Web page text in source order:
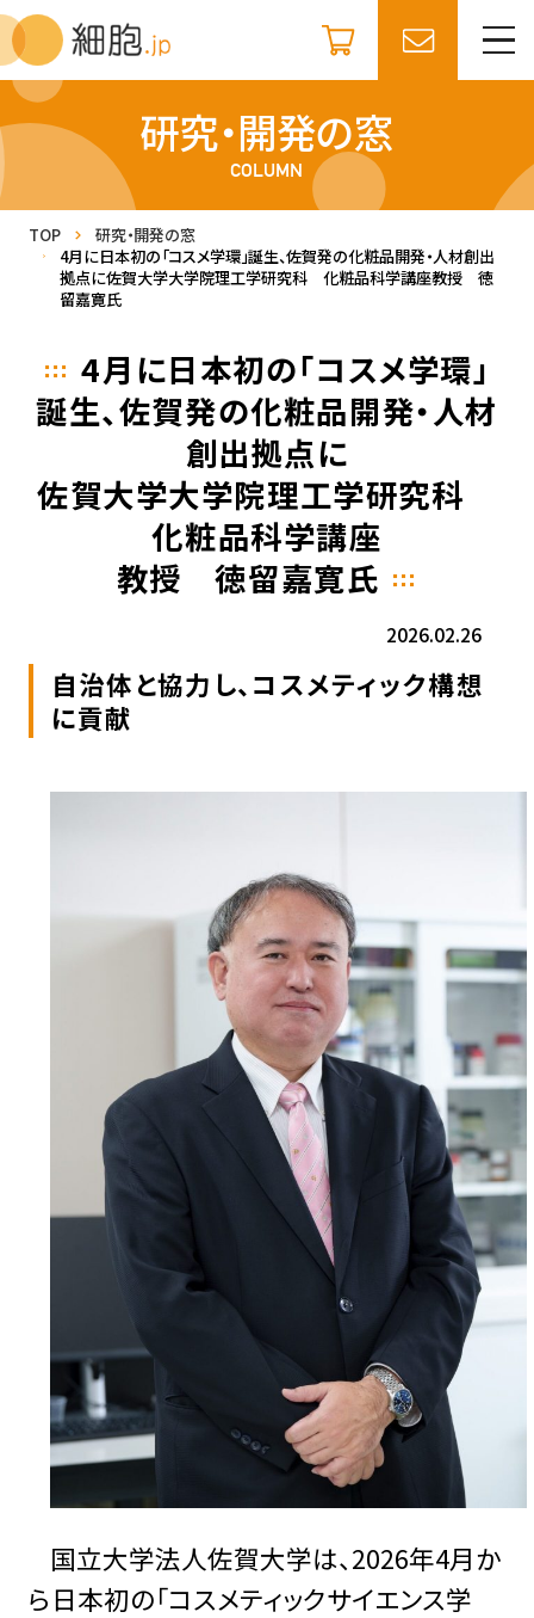
研究・開発の窓
COLUMN
TOP
研究・開発の窓
4月に日本初の「コスメ学環」誕生、佐賀発の化粧品開発・人材創出
拠点に佐賀大学大学院理工学研究科 化粧品科学講座教授 徳
留嘉寛氏
4月に日本初の「コスメ学環」
誕生、佐賀発の化粧品開発・人材
創出拠点に
佐賀大学大学院理工学研究科
化粧品科学講座
教授 徳留嘉寛氏
2026.02.26
自治体と協力し、コスメティック構想
に貢献
国立大学法人佐賀大学は、2026年4月か
ら日本初の「コスメティックサイエンス学